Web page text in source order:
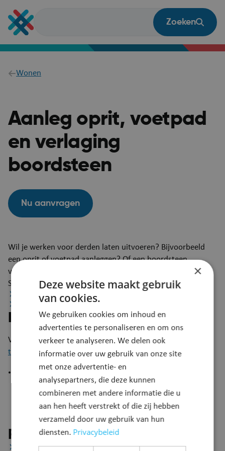
en
naar
inhoud
Zoeken
Breadcrumb
Wonen
Aanleg oprit, voetpad
en verlaging
boordsteen
Nu aanvragen
​​Wil je werken voor derden laten uitvoeren? Bijvoorbeeld
een oprit of voetpad aanleggen? Of een boordsteen
verlagen? Neem dan contact op met de gemeente Puurs-
Sint-Amands.
Procedure
Procedure
Vul het aanvraagformulier​in en stuur het naar
technischedienst@puursam.be
Een medewerker van de technische dienst contacteert je
om afspraken te maken over:
timing
loc​​atie
vergoeding​​
Reglementen
Retributiereglement voor de uitvoering van werken
×
Deze website maakt gebruik
van cookies.
We gebruiken cookies om inhoud en
advertenties te personaliseren en om ons
verkeer te analyseren. We delen ook
informatie over uw gebruik van onze site
met onze advertentie- en
analysepartners, die deze kunnen
combineren met andere informatie die u
aan hen heeft verstrekt of die zij hebben
verzameld door uw gebruik van hun
diensten. Privacybeleid